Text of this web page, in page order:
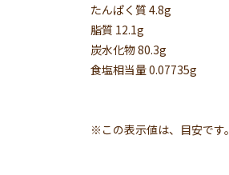
たんぱく質 4.8g
脂質 12.1g
炭水化物 80.3g
食塩相当量 0.07735g
※この表示値は、目安です。